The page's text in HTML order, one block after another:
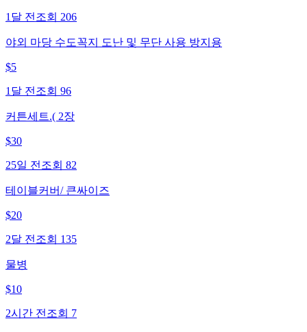
1달 전 조회 206
야외 마당 수도꼭지 도난 및 무단 사용 방지용
$5
1달 전 조회 96
커튼세트.( 2장
$30
25일 전 조회 82
테이블커버/ 큰싸이즈
$20
2달 전 조회 135
물병
$10
2시간 전 조회 7